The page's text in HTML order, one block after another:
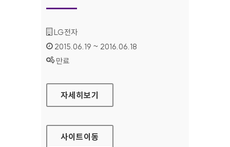
기관명 :
LG전자
인증기간 :
2015.06.19 ~ 2016.06.18
상태 :
만료
LG LIFEGRAM 홈페이지
자세히보기
사이트이동